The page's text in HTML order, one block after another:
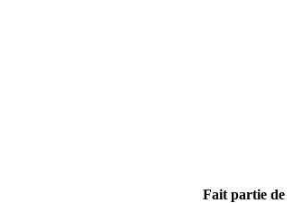
Fait partie de